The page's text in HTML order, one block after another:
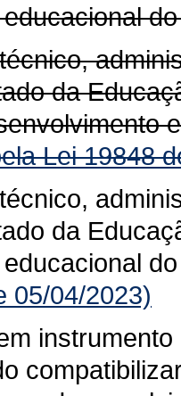
da
Lei 19848
da
05/04/2023)